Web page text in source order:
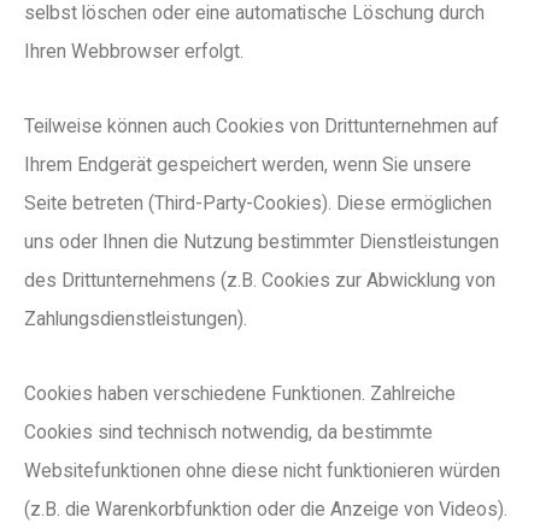
selbst löschen oder eine automatische Löschung durch
Ihren Webbrowser erfolgt.
Teilweise können auch Cookies von Drittunternehmen auf
Ihrem Endgerät gespeichert werden, wenn Sie unsere
Seite betreten (Third-Party-Cookies). Diese ermöglichen
uns oder Ihnen die Nutzung bestimmter Dienstleistungen
des Drittunternehmens (z.B. Cookies zur Abwicklung von
Zahlungsdienstleistungen).
Cookies haben verschiedene Funktionen. Zahlreiche
Cookies sind technisch notwendig, da bestimmte
Websitefunktionen ohne diese nicht funktionieren würden
(z.B. die Warenkorbfunktion oder die Anzeige von Videos).